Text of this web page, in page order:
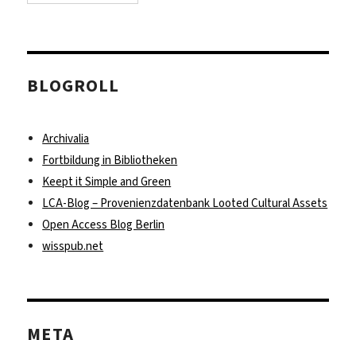
BLOGROLL
Archivalia
Fortbildung in Bibliotheken
Keept it Simple and Green
LCA-Blog – Provenienzdatenbank Looted Cultural Assets
Open Access Blog Berlin
wisspub.net
META